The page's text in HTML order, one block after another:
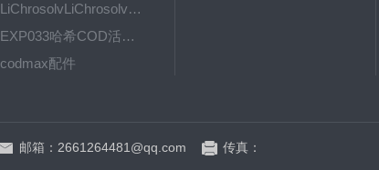
LiChrosolvLiChrosolv®HPLC色谱纯溶剂
EXP033哈希COD活塞泵价格 EXP033
codmax配件
邮箱：2661264481@qq.com 传真：